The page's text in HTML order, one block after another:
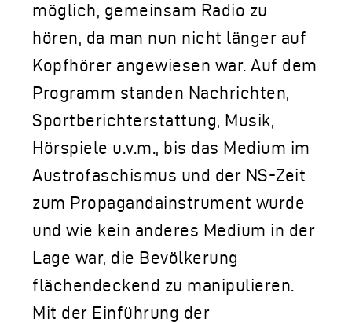
möglich, gemeinsam Radio zu
hören, da man nun nicht länger auf
Kopfhörer angewiesen war. Auf dem
Programm standen Nachrichten,
Sportberichterstattung, Musik,
Hörspiele u.v.m., bis das Medium im
Austrofaschismus und der NS-Zeit
zum Propagandainstrument wurde
und wie kein anderes Medium in der
Lage war, die Bevölkerung
flächendeckend zu manipulieren.
Mit der Einführung der